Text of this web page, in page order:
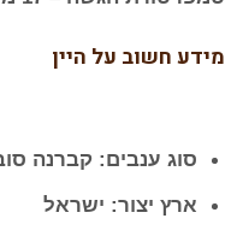
מידע חשוב על היין
סוג ענבים: קברנה
ארץ יצור: ישראל